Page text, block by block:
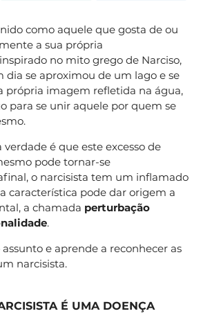
como aquele que gosta de ou
a sua própria
no mito grego de Narciso,
dia se aproximou de um lago e se
própria imagem refletida na água,
para se unir aquele por quem se
é que este excesso de
pode tornar-se
o narcisista tem um inflamado
característica pode dar origem a
a chamada perturbação
.
e aprende a reconhecer as
narcisista.
É UMA DOENÇA